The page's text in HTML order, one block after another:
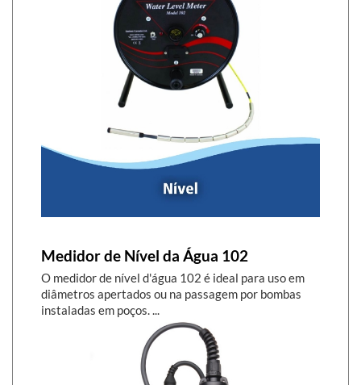
Medidor de Nível da Água 102
O medidor de nível d'água 102 é ideal para uso em
diâmetros apertados ou na passagem por bombas
instaladas em poços. ...